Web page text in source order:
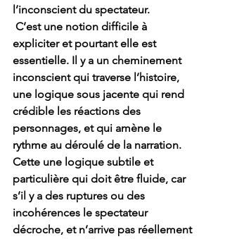
l’inconscient du spectateur.
C’est une notion difficile à
expliciter et pourtant elle est
essentielle. Il y a un cheminement
inconscient qui traverse l’histoire,
une logique sous jacente qui rend
crédible les réactions des
personnages, et qui amène le
rythme au déroulé de la narration.
Cette une logique subtile et
particulière qui doit être fluide, car
s’il y a des ruptures ou des
incohérences le spectateur
décroche, et n’arrive pas réellement